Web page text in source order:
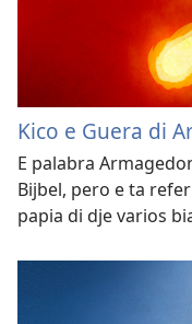
Kico e Guera di
E palabra
Bijbel, pero e ta
papia di dje varios